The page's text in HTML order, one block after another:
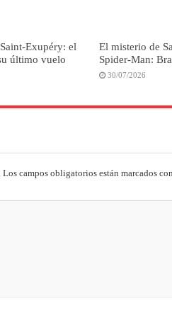
Exupéry: el
último vuelo
El misterio de
Spider-Man:
30/07/2026
Los campos obligatorios están marcados con